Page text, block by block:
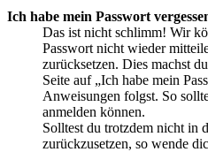
Ich habe mein Passwort
Das ist nicht schlimm! Wir
Passwort nicht wieder
zurücksetzen. Dies machst
Seite auf „Ich habe mein
Anweisungen folgst. So
anmelden können.
Solltest du trotzdem nicht in
zurückzusetzen, so wende